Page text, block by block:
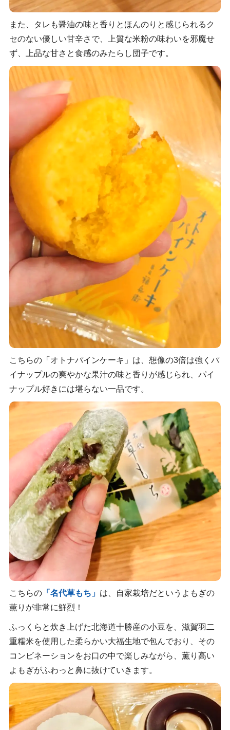
また、タレも醤油の味と香りとほんのりと感じられるク
セのない優しい甘辛さで、上質な米粉の味わいを邪魔せ
ず、上品な甘さと食感のみたらし団子です。
こちらの「オトナパインケーキ」は、想像の3倍は強くパ
イナップルの爽やかな果汁の味と香りが感じられ、パイ
ナップル好きには堪らない一品です。
こちらの「名代草もち」 は、自家栽培だというよもぎの
薫りが非常に鮮烈！
ふっくらと炊き上げた北海道十勝産の小豆を、滋賀羽二
重糯米を使用した柔らかい大福生地で包んでおり、その
コンビネーションをお口の中で楽しみながら、薫り高い
よもぎがふわっと鼻に抜けていきます。